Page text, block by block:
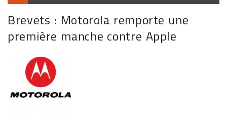
Brevets : Motorola remporte une
première manche contre Apple